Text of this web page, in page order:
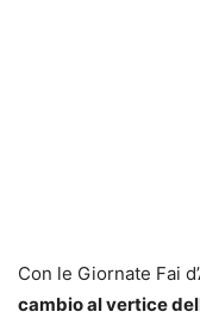
Con le Giornate Fai
cambio al vertice